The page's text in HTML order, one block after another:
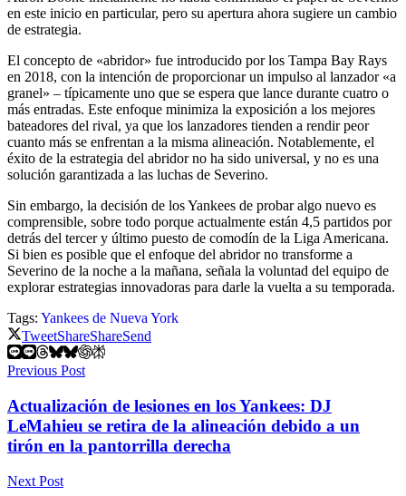
en este inicio en particular, pero su apertura ahora sugiere un cambio
de estrategia.
El concepto de «abridor» fue introducido por los Tampa Bay Rays
en 2018, con la intención de proporcionar un impulso al lanzador «a
granel» – típicamente uno que se espera que lance durante cuatro o
más entradas. Este enfoque minimiza la exposición a los mejores
bateadores del rival, ya que los lanzadores tienden a rendir peor
cuanto más se enfrentan a la misma alineación. Notablemente, el
éxito de la estrategia del abridor no ha sido universal, y no es una
solución garantizada a las luchas de Severino.
Sin embargo, la decisión de los Yankees de probar algo nuevo es
comprensible, sobre todo porque actualmente están 4,5 partidos por
detrás del tercer y último puesto de comodín de la Liga Americana.
Si bien es posible que el enfoque del abridor no transforme a
Severino de la noche a la mañana, señala la voluntad del equipo de
explorar estrategias innovadoras para darle la vuelta a su temporada.
Tags: Yankees de Nueva York
TweetShareShareSend
Previous Post
Actualización de lesiones en los Yankees: DJ
LeMahieu se retira de la alineación debido a un
tirón en la pantorrilla derecha
Next Post